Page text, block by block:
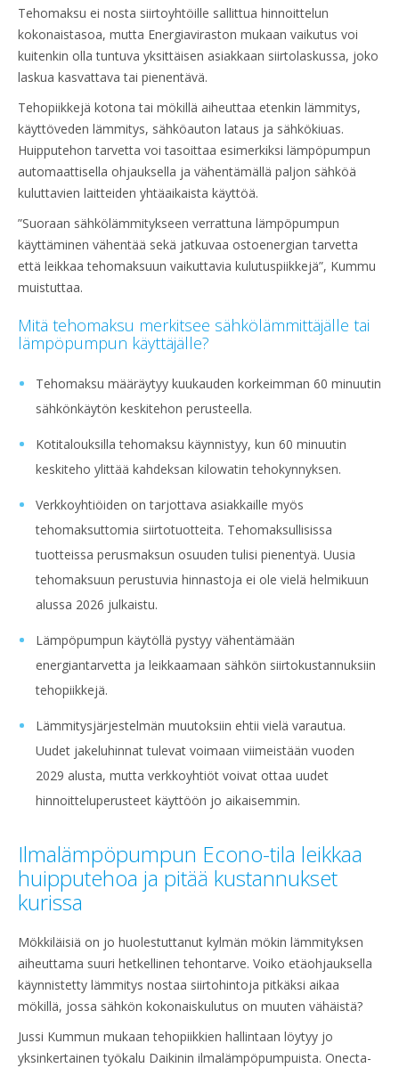
Tehomaksu ei nosta siirtoyhtöille sallittua hinnoittelun
kokonaistasoa, mutta Energiaviraston mukaan vaikutus voi
kuitenkin olla tuntuva yksittäisen asiakkaan siirtolaskussa, joko
laskua kasvattava tai pienentävä.
Tehopiikkejä kotona tai mökillä aiheuttaa etenkin lämmitys,
käyttöveden lämmitys, sähköauton lataus ja sähkökiuas.
Huipputehon tarvetta voi tasoittaa esimerkiksi lämpöpumpun
automaattisella ohjauksella ja vähentämällä paljon sähköä
kuluttavien laitteiden yhtäaikaista käyttöä.
”Suoraan sähkölämmitykseen verrattuna lämpöpumpun
käyttäminen vähentää sekä jatkuvaa ostoenergian tarvetta
että leikkaa tehomaksuun vaikuttavia kulutuspiikkejä”, Kummu
muistuttaa.
Mitä tehomaksu merkitsee sähkölämmittäjälle tai
lämpöpumpun käyttäjälle?
Tehomaksu määräytyy kuukauden korkeimman 60 minuutin
sähkönkäytön keskitehon perusteella.
Kotitalouksilla tehomaksu käynnistyy, kun 60 minuutin
keskiteho ylittää kahdeksan kilowatin tehokynnyksen.
Verkkoyhtiöiden on tarjottava asiakkaille myös
tehomaksuttomia siirtotuotteita. Tehomaksullisissa
tuotteissa perusmaksun osuuden tulisi pienentyä. Uusia
tehomaksuun perustuvia hinnastoja ei ole vielä helmikuun
alussa 2026 julkaistu.
Lämpöpumpun käytöllä pystyy vähentämään
energiantarvetta ja leikkaamaan sähkön siirtokustannuksiin
tehopiikkejä.
Lämmitysjärjestelmän muutoksiin ehtii vielä varautua.
Uudet jakeluhinnat tulevat voimaan viimeistään vuoden
2029 alusta, mutta verkkoyhtiöt voivat ottaa uudet
hinnoitteluperusteet käyttöön jo aikaisemmin.
Ilmalämpöpumpun Econo-tila leikkaa
huipputehoa ja pitää kustannukset
kurissa
Mökkiläisiä on jo huolestuttanut kylmän mökin lämmityksen
aiheuttama suuri hetkellinen tehontarve. Voiko etäohjauksella
käynnistetty lämmitys nostaa siirtohintoja pitkäksi aikaa
mökillä, jossa sähkön kokonaiskulutus on muuten vähäistä?
Jussi Kummun mukaan tehopiikkien hallintaan löytyy jo
yksinkertainen työkalu Daikinin ilmalämpöpumpuista. Onecta-